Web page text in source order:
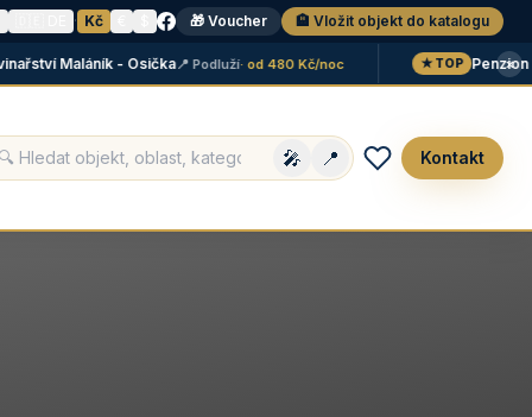
· Kč 🎁 Voucher 🏨 Vložit objekt do katalogu
Maláník - Osička📍 Podluží· od 480 Kč/noc ★ TOP Penzion
×
🎤 📍 Kontakt